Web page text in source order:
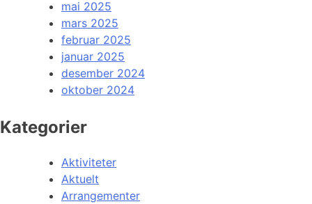
mai 2025
mars 2025
februar 2025
januar 2025
desember 2024
oktober 2024
Kategorier
Aktiviteter
Aktuelt
Arrangementer